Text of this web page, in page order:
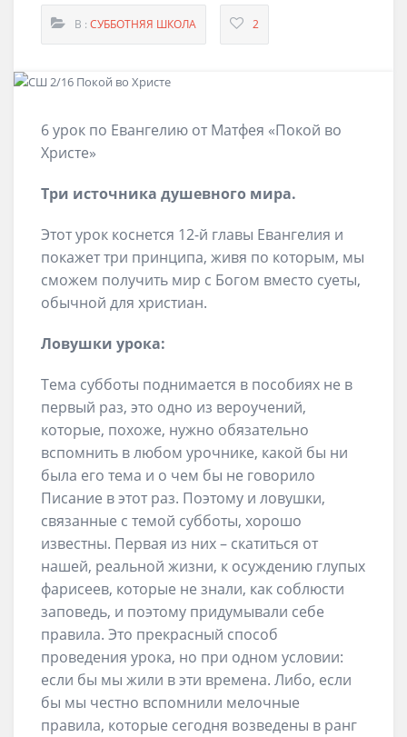
В : СУББОТНЯЯ ШКОЛА 2
6 урок по Евангелию от Матфея «Покой во
Христе»
Три источника душевного мира.
Этот урок коснется 12-й главы Евангелия и
покажет три принципа, живя по которым, мы
сможем получить мир с Богом вместо суеты,
обычной для христиан.
Ловушки урока:
Тема субботы поднимается в пособиях не в
первый раз, это одно из вероучений,
которые, похоже, нужно обязательно
вспомнить в любом урочнике, какой бы ни
была его тема и о чем бы не говорило
Писание в этот раз. Поэтому и ловушки,
связанные с темой субботы, хорошо
известны. Первая из них – скатиться от
нашей, реальной жизни, к осуждению глупых
фарисеев, которые не знали, как соблюсти
заповедь, и поэтому придумывали себе
правила. Это прекрасный способ
проведения урока, но при одном условии:
если бы мы жили в эти времена. Либо, если
бы мы честно вспомнили мелочные
правила, которые сегодня возведены в ранг